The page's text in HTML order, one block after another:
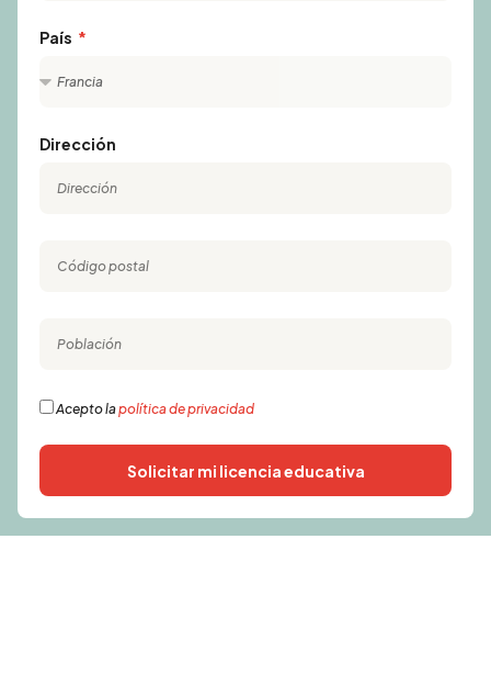
País
Dirección
Acepto lapolítica de privacidad
Solicitar mi licencia educativa